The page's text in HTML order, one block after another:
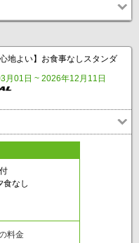
地よい】お食事なしスタンダ
月01日 ~ 2026年12月11日
食なし
料金